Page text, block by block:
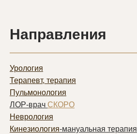
Направления
Урология
Терапевт, терапия
Пульмонология
ЛОР-врач СКОРО
Неврология
Кинезиология-мануальная терапия